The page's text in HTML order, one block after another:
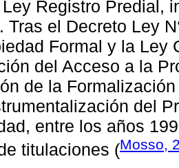
Registro Predial,
Tras el Decreto Ley
Formal y la Ley
del Acceso a la
de la
del
entre los años
titulaciones (Mosso,